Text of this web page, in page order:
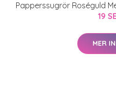
Papperssugrör Roséguld
19
MER